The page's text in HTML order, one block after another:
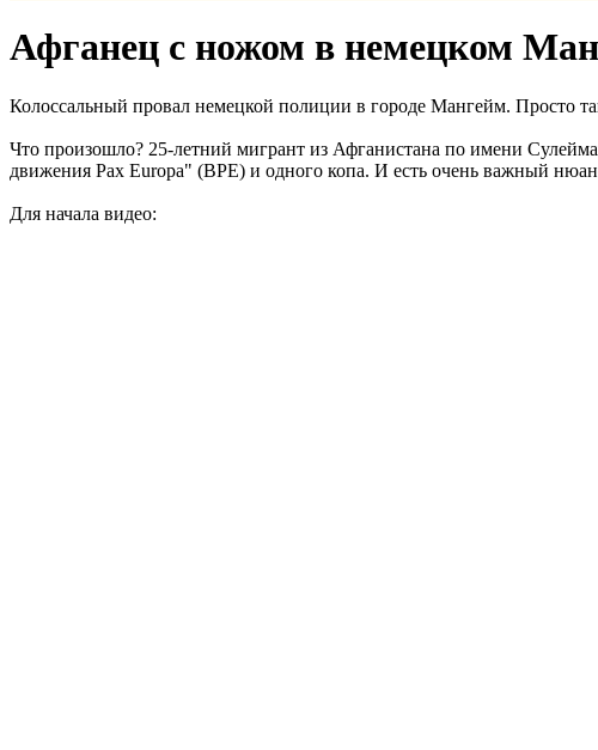
Афганец с ножом в немецком
Колоссальный провал немецкой полиции в городе Мангейм. Просто
Что произошло? 25-летний мигрант из Афганистана по имени
движения Pax Europa" (BPE) и одного копа. И есть очень важный
Для начала видео: